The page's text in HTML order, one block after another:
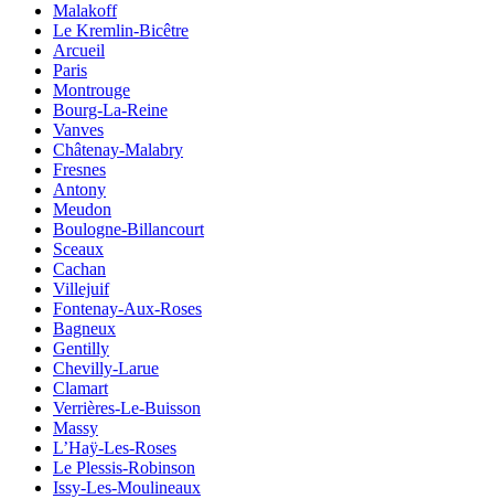
Malakoff
Le Kremlin-Bicêtre
Arcueil
Paris
Montrouge
Bourg-La-Reine
Vanves
Châtenay-Malabry
Fresnes
Antony
Meudon
Boulogne-Billancourt
Sceaux
Cachan
Villejuif
Fontenay-Aux-Roses
Bagneux
Gentilly
Chevilly-Larue
Clamart
Verrières-Le-Buisson
Massy
L’Haÿ-Les-Roses
Le Plessis-Robinson
Issy-Les-Moulineaux